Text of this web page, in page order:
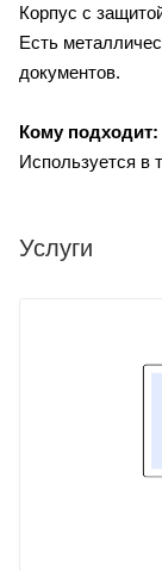
Корпус с
Есть
документов.
Кому подходит:
Используется в
Услуги